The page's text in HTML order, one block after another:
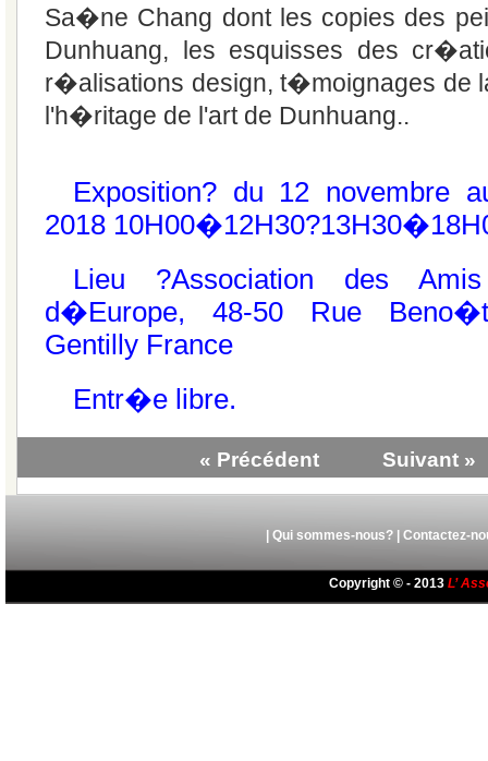
Sa�ne Chang dont les copies des
Dunhuang, les esquisses des
r�alisations design, t�moignages de
l'h�ritage de l'art de Dunhuang..
Exposition? du 12 novembre
2018
Lieu ?Association des
d�Europe, 48-50 Rue
Gentilly France
Entr�e libre.
« Précédent Suivant »
| Qui sommes-nous?| Contactez-
Copyright © - 2013 L’